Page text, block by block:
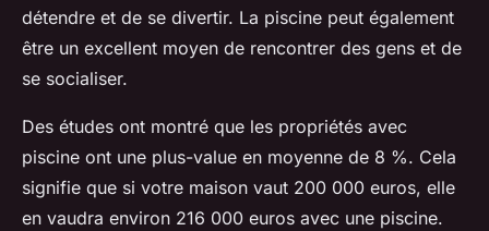
détendre et de se divertir. La piscine peut également
être un excellent moyen de rencontrer des gens et de
se socialiser.
Des études ont montré que les propriétés avec
piscine ont une plus-value en moyenne de 8 %. Cela
signifie que si votre maison vaut 200 000 euros, elle
en vaudra environ 216 000 euros avec une piscine.